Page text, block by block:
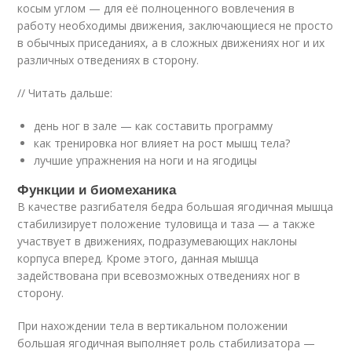
косым углом — для её полноценного вовлечения в
работу необходимы движения, заключающиеся не просто
в обычных приседаниях, а в сложных движениях ног и их
различных отведениях в сторону.
// Читать дальше:
день ног в зале — как составить программу
как тренировка ног влияет на рост мышц тела?
лучшие упражнения на ноги и на ягодицы
Функции и биомеханика
В качестве разгибателя бедра большая ягодичная мышца
стабилизирует положение туловища и таза — а также
участвует в движениях, подразумевающих наклоны
корпуса вперед. Кроме этого, данная мышца
задействована при всевозможных отведениях ног в
сторону.
При нахождении тела в вертикальном положении
большая ягодичная выполняет роль стабилизатора —